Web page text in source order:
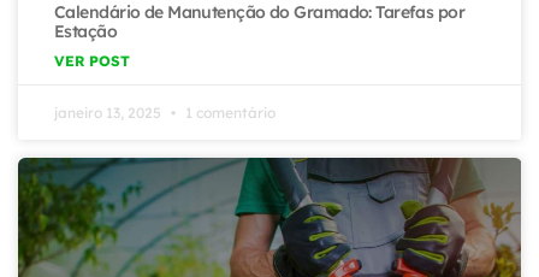
Calendário de Manutenção do Gramado: Tarefas por
Estação
VER POST
janeiro 13, 2025 1 comentário